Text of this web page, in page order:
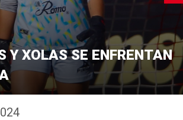
Y XOLAS SE ENFRENTAN